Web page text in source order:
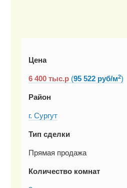
Цена
6 400 тыс.р (95 522 руб/м2)
Район
г. Сургут
Тип сделки
Прямая продажа
Количество комнат